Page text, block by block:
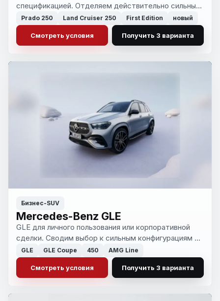
спецификацией. Отделяем действительно сильные
машины от переоцененных и лишних по риску
вариантов.
Prado 250 Land Cruiser 250 First Edition новый
Смотреть условия Получить 3 варианта
Бизнес-SUV
Mercedes-Benz GLE
GLE для личного пользования или корпоративной
сделки. Сводим выбор к сильным конфигурациям по
сроку, рынку и формату оплаты.
GLE GLE Coupe 450 AMG Line
Смотреть условия Получить 3 варианта